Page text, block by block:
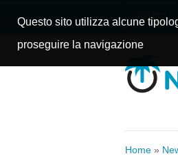
Home
Home »
Questo sito utilizza alcune
proseguire la navigazione